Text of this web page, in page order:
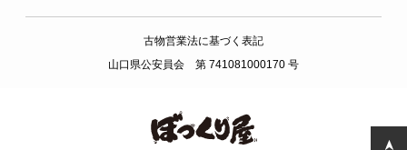
古物営業法に基づく表記
山口県公安員会 第 741081000170 号